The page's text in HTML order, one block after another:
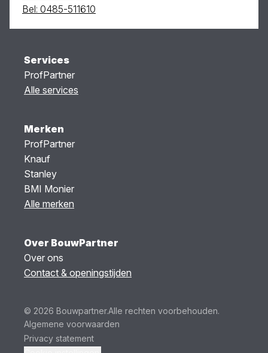
Bel: 0485-511610
Services
ProfPartner
Alle services
Merken
ProfPartner
Knauf
Stanley
BMI Monier
Alle merken
Over BouwPartner
Over ons
Contact & openingstijden
© 2026 Bouwpartner.Alle rechten voorbehouden.
Algemene voorwaarden
Privacy statement